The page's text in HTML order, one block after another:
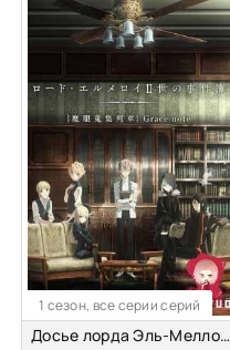
1 сезон, все серии серий
Досье лорда Эль-Меллоя [все серии]